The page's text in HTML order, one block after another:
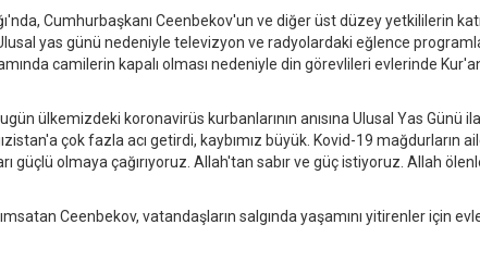
Cumhurbaşkanı Ceenbekov'un ve diğer üst düzey yetkililerin
yas günü nedeniyle televizyon ve radyolardaki eğlence
camilerin kapalı olması nedeniyle din görevlileri evlerinde
ülkemizdeki koronavirüs kurbanlarının anısına Ulusal Yas Günü
çok fazla acı getirdi, kaybımız büyük. Kovid-19 mağdurların
güçlü olmaya çağırıyoruz. Allah'tan sabır ve güç istiyoruz. Allah
Ceenbekov, vatandaşların salgında yaşamını yitirenler için